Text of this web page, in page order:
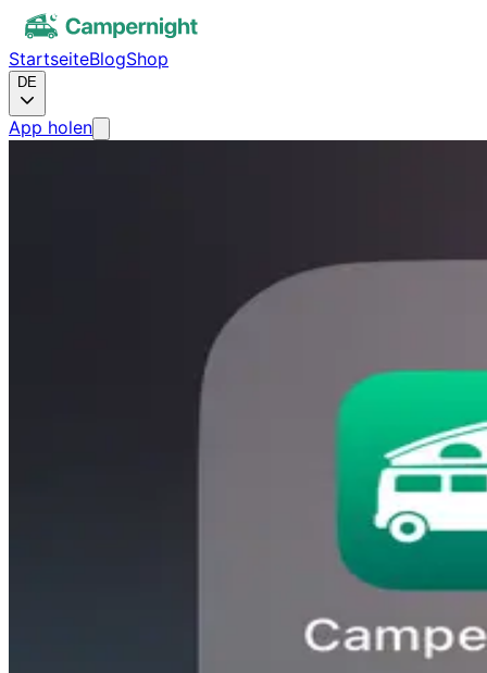
StartseiteBlogShop
DE
App holen